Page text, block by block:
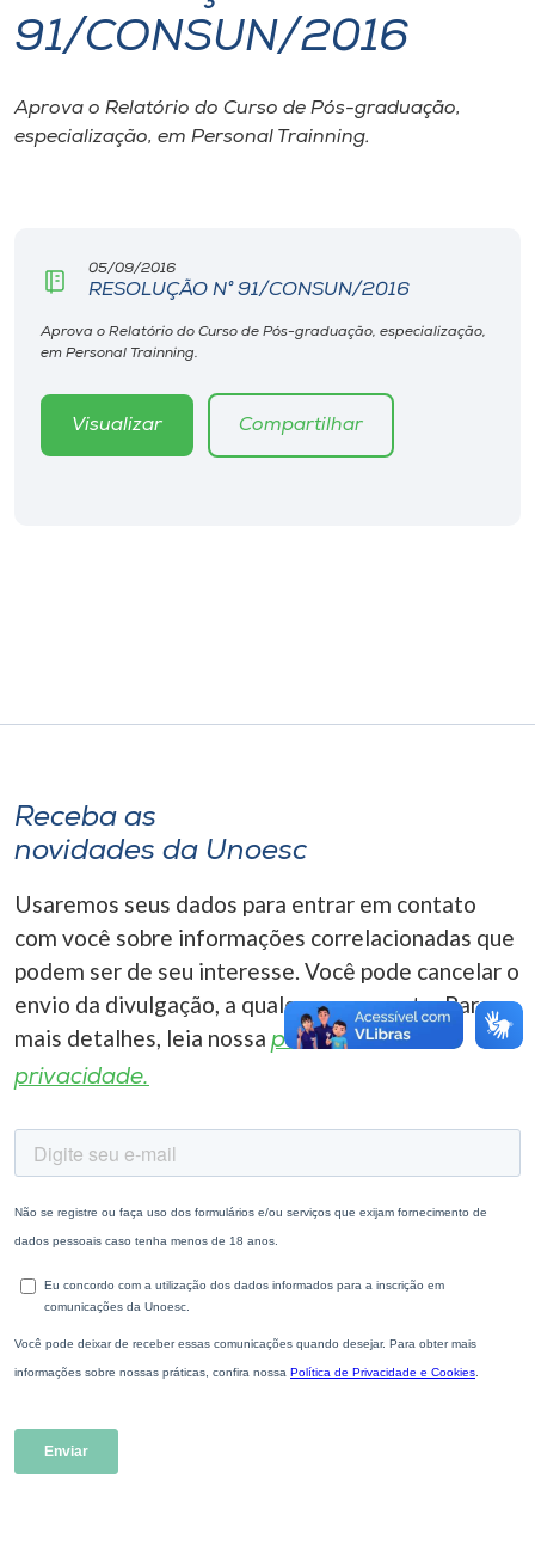
I.nova
Diplomados
CPA
Biblioteca
Editora
A-
91/CONSUN/2016
Aprova o Relatório do Curso de Pós-graduação,
especialização, em Personal Trainning.
05/09/2016
RESOLUÇÃO N° 91/CONSUN/2016
Aprova o Relatório do Curso de Pós-graduação, especialização,
em Personal Trainning.
Visualizar Compartilhar
Receba as
novidades da Unoesc
Usaremos seus dados para entrar em contato
com você sobre informações correlacionadas que
podem ser de seu interesse. Você pode cancelar o
envio da divulgação, a qualquer momento. Para
mais detalhes, leia nossa política de
privacidade.